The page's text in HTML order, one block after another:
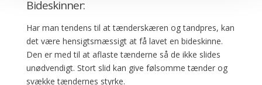
Bideskinner:
Har man tendens til at tænderskæren og tandpres, kan
det være hensigtsmæssigt at få lavet en bideskinne.
Den er med til at aflaste tænderne så de ikke slides
unødvendigt. Stort slid kan give følsomme tænder og
svække tændernes styrke.